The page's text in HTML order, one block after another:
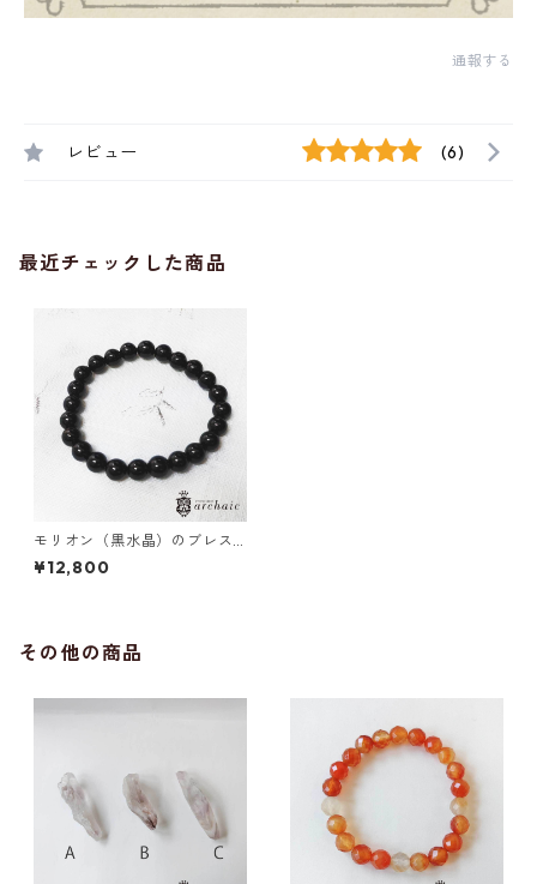
通報する
レビュー (6)
最近チェックした商品
モリオン（黒水晶）のブレス
レット（8mm）
¥12,800
その他の商品